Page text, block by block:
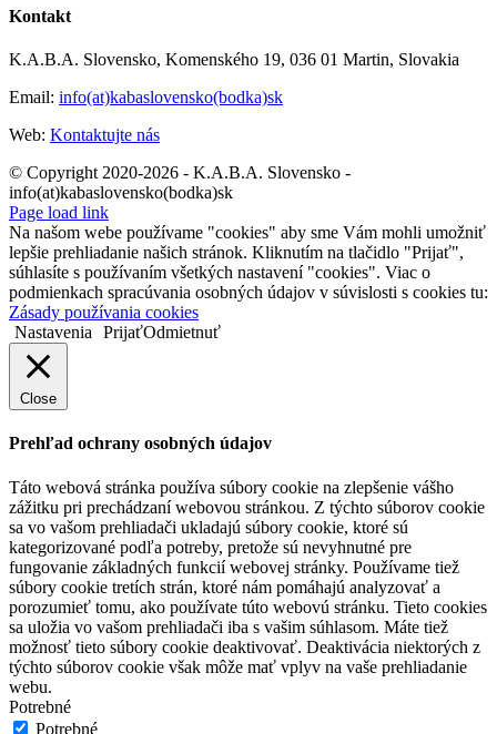
Kontakt
K.A.B.A. Slovensko, Komenského 19, 036 01 Martin, Slovakia
Email: info(at)kabaslovensko(bodka)sk
Web: Kontaktujte nás
© Copyright 2020-2026 - K.A.B.A. Slovensko -
info(at)kabaslovensko(bodka)sk
Page load link
Na našom webe používame "cookies" aby sme Vám mohli umožniť
lepšie prehliadanie našich stránok. Kliknutím na tlačidlo "Prijať",
súhlasíte s používaním všetkých nastavení "cookies". Viac o
podmienkach spracúvania osobných údajov v súvislosti s cookies tu:
Zásady používania cookies
Nastavenia
PrijaťOdmietnuť
Close
Prehľad ochrany osobných údajov
Táto webová stránka používa súbory cookie na zlepšenie vášho
zážitku pri prechádzaní webovou stránkou. Z týchto súborov cookie
sa vo vašom prehliadači ukladajú súbory cookie, ktoré sú
kategorizované podľa potreby, pretože sú nevyhnutné pre
fungovanie základných funkcií webovej stránky. Používame tiež
súbory cookie tretích strán, ktoré nám pomáhajú analyzovať a
porozumieť tomu, ako používate túto webovú stránku. Tieto cookies
sa uložia vo vašom prehliadači iba s vašim súhlasom. Máte tiež
možnosť tieto súbory cookie deaktivovať. Deaktivácia niektorých z
týchto súborov cookie však môže mať vplyv na vaše prehliadanie
webu.
Potrebné
Potrebné